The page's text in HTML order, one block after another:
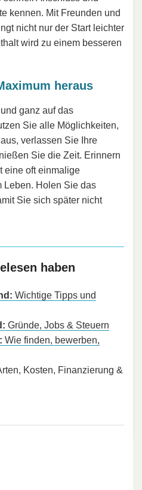
kennen. Mit Freunden und
nicht nur der Start leichter
wird zu einem besseren
heraus
ganz auf das
Sie alle Möglichkeiten,
verlassen Sie Ihre
Sie die Zeit. Erinnern
eine oft einmalige
Leben. Holen Sie das
Sie sich später nicht
haben
Wichtige Tipps und
Gründe, Jobs & Steuern
Wie finden, bewerben,
Kosten, Finanzierung &